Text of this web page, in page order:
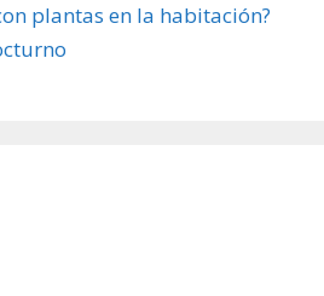
plantas en la habitación?